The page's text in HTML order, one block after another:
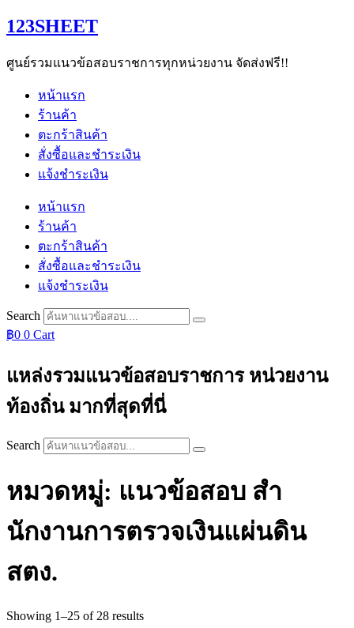
Skip
to
123SHEET
ศูนย์รวมแนวข้อสอบราชการทุกหน่วยงาน จัดส่งฟรี!!
หน้าแรก
ร้านค้า
ตะกร้าสินค้า
สั่งซื้อและชำระเงิน
แจ้งชำระเงิน
หน้าแรก
ร้านค้า
ตะกร้าสินค้า
สั่งซื้อและชำระเงิน
แจ้งชำระเงิน
Search
฿0 0 Cart
แหล่งรวมแนวข้อสอบราชการ หน่วยงาน
ท้องถิ่น มากที่สุดที่นี่
Search
หมวดหมู่: แนวข้อสอบ สํา
นักงานการตรวจเงินแผ่นดิน
สตง.
Showing 1–25 of 28 resultsSorted